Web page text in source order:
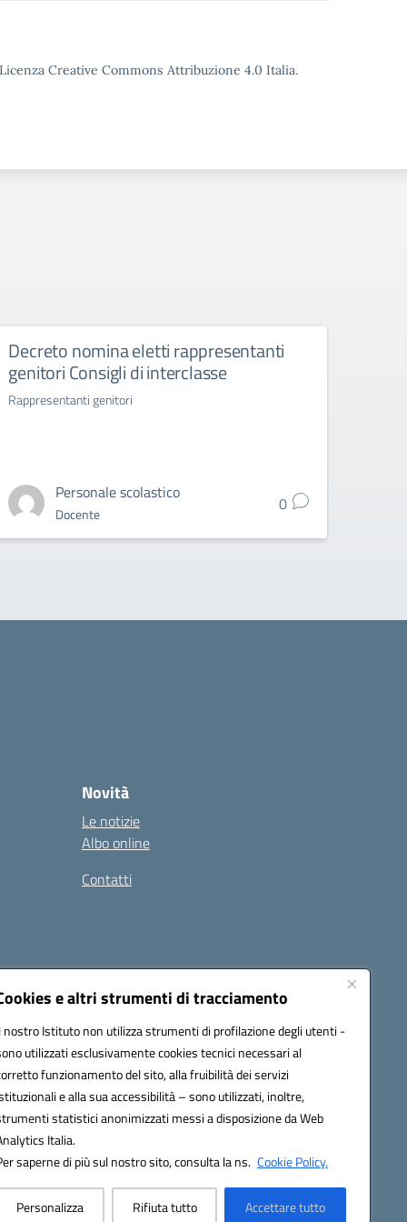
e altri strumenti di tracciamento
nostro Istituto non utilizza strumenti di profilazione degli utenti -
utilizzati esclusivamente cookies tecnici necessari al
funzionamento del sito, alla fruibilità dei servizi
e alla sua accessibilità – sono utilizzati, inoltre,
statistici anonimizzati messi a disposizione da Web
Italia.
saperne di più sul nostro sito, consulta la ns. Cookie Policy.
Personalizza Rifiuta tutto Accettare tutto
Creative Commons Attribuzione 4.0 Italia.
Decreto nomina eletti rappresentanti
genitori Consigli di interclasse
Rappresentanti genitori
Personale scolastico
Docente 0
Novità
Le notizie
Albo online
Contatti
elettronica (CUF): UF7XAK